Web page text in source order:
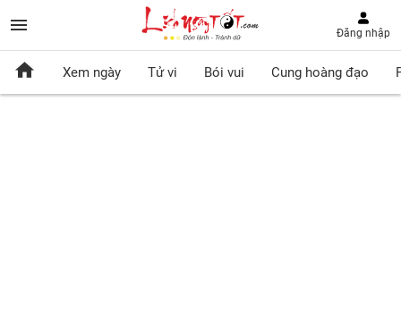
Đăng nhập
Xem ngày Tử vi Bói vui Cung hoàng đạo